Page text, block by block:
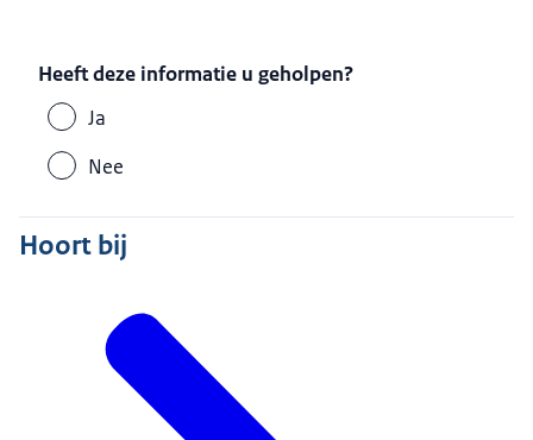
Heeft deze informatie u geholpen?
Ja
Nee
Hoort bij